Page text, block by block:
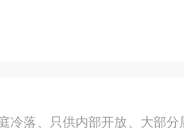
冷落、只供内部开放、大部